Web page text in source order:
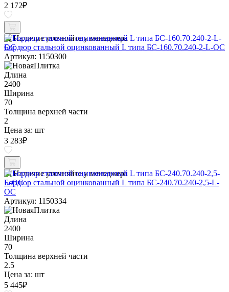
2 172₽
Наличие уточняйте у менеджера
Бордюр стальной оцинкованный L типа БС-160.70.240-2-L-ОС
Артикул: 1150300
Длина
2400
Ширина
70
Толщина верхней части
2
Цена за: шт
3 283₽
Наличие уточняйте у менеджера
Бордюр стальной оцинкованный L типа БС-240.70.240-2,5-L-
ОС
Артикул: 1150334
Длина
2400
Ширина
70
Толщина верхней части
2.5
Цена за: шт
5 445₽